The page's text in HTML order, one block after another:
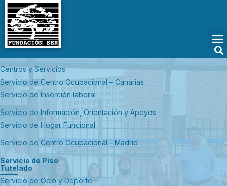
Centros y Servicios
Servicio de Centro Ocupacional – Canarias
Servicio de Inserción laboral
Servicio de Información, Orientación y Apoyos
Servicio de Hogar Funcional
Servicio de Centro Ocupacional - Madrid
Servicio de Piso
Tutelado
Servicio de Ocio y Deporte